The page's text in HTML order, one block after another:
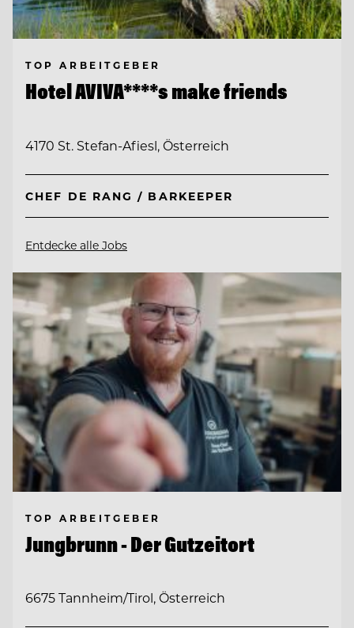
TOP ARBEITGEBER
Hotel AVIVA****s make friends
4170 St. Stefan-Afiesl, Österreich
CHEF DE RANG / BARKEEPER
Entdecke alle Jobs
TOP ARBEITGEBER
Jungbrunn - Der Gutzeitort
6675 Tannheim/Tirol, Österreich